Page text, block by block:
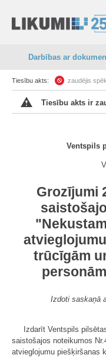
Darbības ar
Tiesību akts: zaudējis
Tiesību akts ir
Ventspils
Grozījumi
trūcīgām
Izdoti saskaņā
Izdarīt Ventspils
saistošajos noteikumos
atvieglojumu piešķiršanas